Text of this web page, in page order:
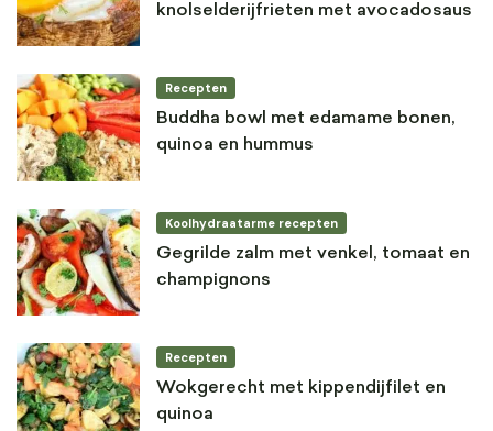
knolselderijfrieten met avocadosaus
Recepten
Buddha bowl met edamame bonen,
quinoa en hummus
Koolhydraatarme recepten
Gegrilde zalm met venkel, tomaat en
champignons
Recepten
Wokgerecht met kippendijfilet en
quinoa